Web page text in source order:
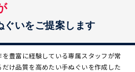
ぐいをご提案します
豊富に経験している専属スタッフが常
け品質を高めたい手ぬぐいを作成した